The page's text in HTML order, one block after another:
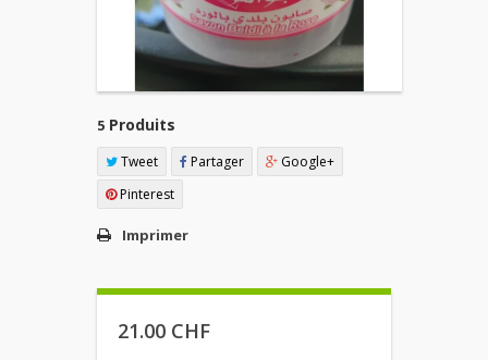
5 Produits
Tweet Partager
Google+
Pinterest
Imprimer
21.00 CHF